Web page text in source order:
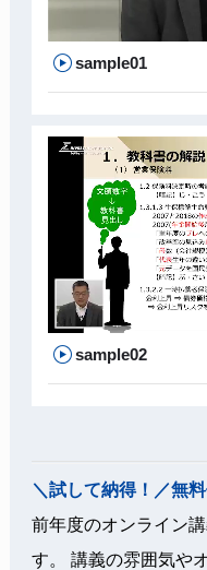
sample01
sample02
＼試して納得！／無
前年度のオンライン
す。 講義の雰囲気や